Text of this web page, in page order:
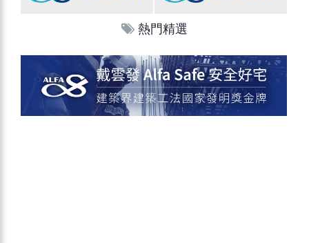
熱門精選